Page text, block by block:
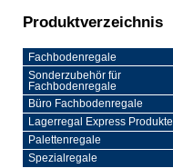
Produktverzeichnis
Fachbodenregale
Sonderzubehör für
Fachbodenregale
Büro Fachbodenregale
Lagerregal Express Produkte
Palettenregale
Spezialregale